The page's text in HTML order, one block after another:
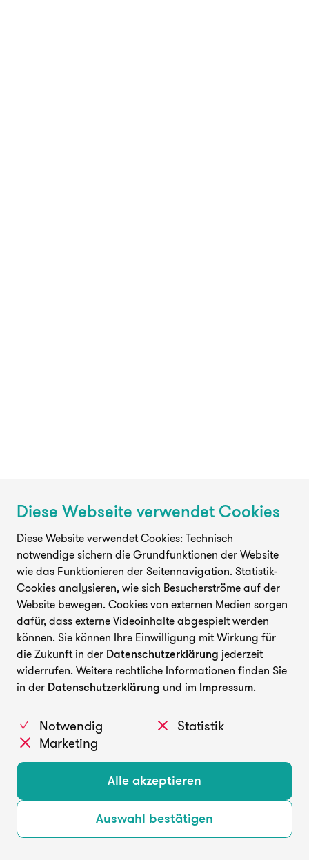
Diese Webseite verwendet Cookies
Diese Website verwendet Cookies: Technisch
notwendige sichern die Grundfunktionen der Website
wie das Funktionieren der Seitennavigation. Statistik-
Cookies analysieren, wie sich Besucherströme auf der
Website bewegen. Cookies von externen Medien sorgen
dafür, dass externe Videoinhalte abgespielt werden
können. Sie können Ihre Einwilligung mit Wirkung für
die Zukunft in der Datenschutzerklärung jederzeit
widerrufen. Weitere rechtliche Informationen finden Sie
in der Datenschutzerklärung und im Impressum.
Notwendig
Statistik
Marketing
Alle akzeptieren
Auswahl bestätigen